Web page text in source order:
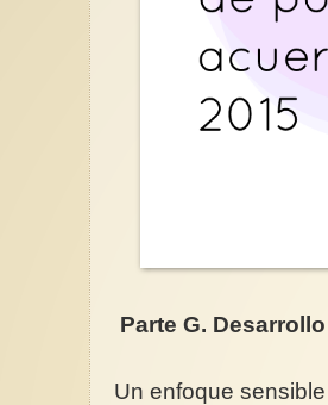
Parte G.
Un enfoque